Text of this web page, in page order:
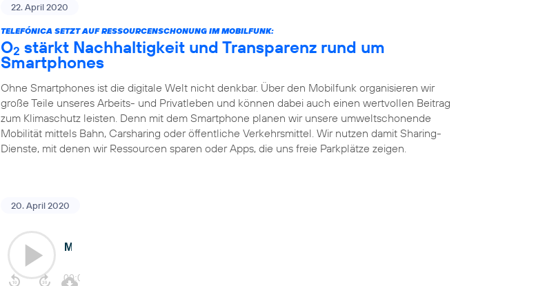
22. April 2020
TELEFÓNICA SETZT AUF RESSOURCENSCHONUNG IM MOBILFUNK:
O2 stärkt Nachhaltigkeit und Transparenz rund um
Smartphones
Ohne Smartphones ist die digitale Welt nicht denkbar. Über den Mobilfunk organisieren wir
große Teile unseres Arbeits- und Privatleben und können dabei auch einen wertvollen Beitrag
zum Klimaschutz leisten. Denn mit dem Smartphone planen wir unsere umweltschonende
Mobilität mittels Bahn, Carsharing oder öffentliche Verkehrsmittel. Wir nutzen damit Sharing-
Dienste, mit denen wir Ressourcen sparen oder Apps, die uns freie Parkplätze zeigen.
20. April 2020